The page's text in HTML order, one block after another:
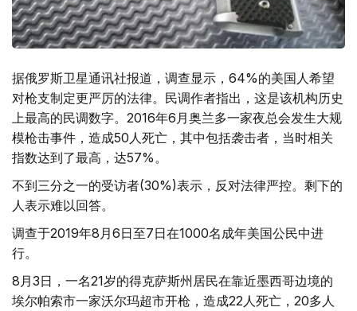
据俄罗斯卫星通讯社报道，调查显示，64%的美国人希望
对枪支制定更严厉的法律。民调作者指出，这是该机构历史
上最高的民调数字。2016年6月奥兰多一家夜总会发生大规
模枪击事件，造成50人死亡，其中包括袭击者，当时相关
指数达到了最高，达57%。
不到三分之一的受访者(30%)表示，反对法律严控。剩下的
人表示难以回答。
调查于2019年8月6日至7日在1000名成年美国公民中进
行。
8月3日，一名21岁的得克萨斯州居民在靠近墨西哥边境的
埃尔帕索市一家沃尔玛超市开枪，造成22人死亡，20多人